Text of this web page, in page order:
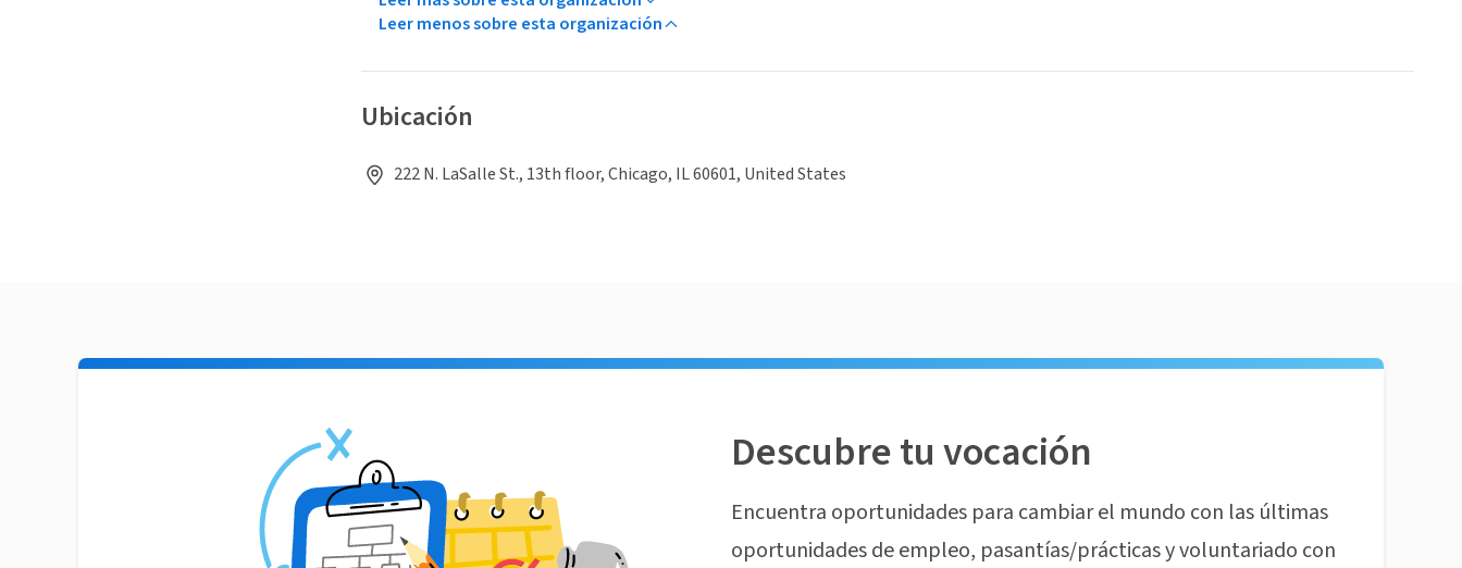
Leer menos sobre esta organización
Ubicación
222 N. LaSalle St., 13th floor, Chicago, IL 60601, United States
Descubre tu vocación
Encuentra oportunidades para cambiar el mundo con las últimas
oportunidades de empleo, pasantías/prácticas y voluntariado con